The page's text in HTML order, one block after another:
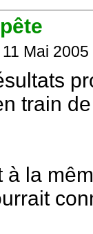
11 Mai
train
à la